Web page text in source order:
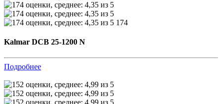
174
Kalmar DCB 25-1200 N
Подробнее